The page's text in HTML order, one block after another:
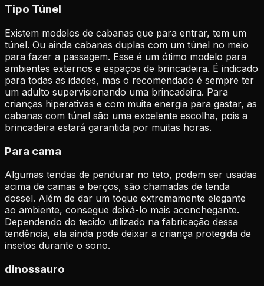
Tipo Túnel
Existem modelos de cabanas que para entrar, tem um
túnel. Ou ainda cabanas duplas com um túnel no meio
para fazer a passagem. Esse é um ótimo modelo para
ambientes externos e espaços de brincadeira. É indicado
para todas as idades, mas o recomendado é sempre ter
um adulto supervisionando uma brincadeira. Para
crianças hiperativas e com muita energia para gastar, as
cabanas com túnel são uma excelente escolha, pois a
brincadeira estará garantida por muitas horas.
Para cama
Algumas tendas de pendurar no teto, podem ser usadas
acima de camas e berços, são chamadas de tenda
dossel. Além de dar um toque extremamente elegante
ao ambiente, consegue deixá-lo mais aconchegante.
Dependendo do tecido utilizado na fabricação dessa
tendência, ela ainda pode deixar a criança protegida de
insetos durante o sono.
dinossauro